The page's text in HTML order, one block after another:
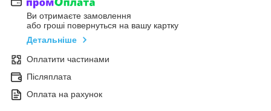
Ви отримаєте замовлення
або гроші повернуться на вашу картку
Детальніше
Оплатити частинами
Післяплата
Оплата на рахунок